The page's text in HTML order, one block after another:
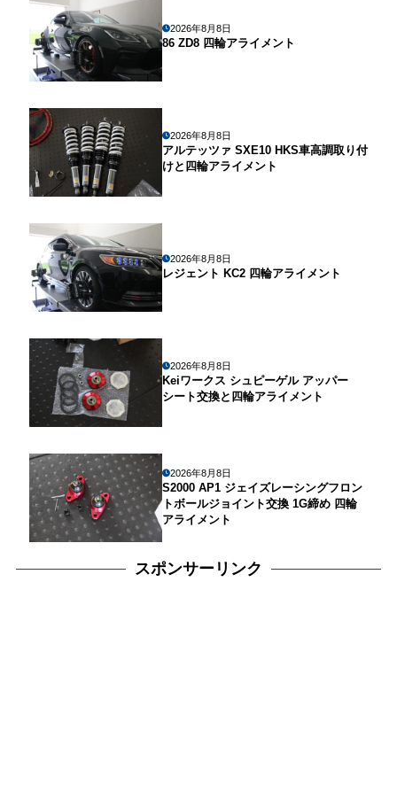
2026年8月8日
86 ZD8 四輪アライメント
2026年8月8日
アルテッツァ SXE10 HKS車高調取り付
けと四輪アライメント
2026年8月8日
レジェント KC2 四輪アライメント
2026年8月8日
Keiワークス シュピーゲル アッパー
シート交換と四輪アライメント
2026年8月8日
S2000 AP1 ジェイズレーシングフロン
トボールジョイント交換 1G締め 四輪
アライメント
スポンサーリンク